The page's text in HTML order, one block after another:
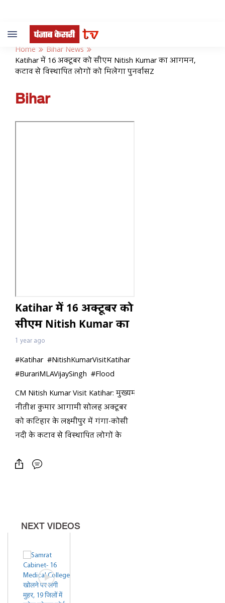
Toggle
navigation
Home
Bihar News
Katihar में 16 अक्टूबर को सीएम Nitish Kumar का आगमन,
कटाव से विस्थापित लोगों को मिलेगा पुनर्वासZ
Bihar
Katihar में 16 अक्टूबर को
सीएम Nitish Kumar का
आगमन, कटाव से
विस्थापित लोगों को
मिलेगा पुनर्वासZ
1 year ago
#Katihar #NitishKumarVisitKatihar
#BurariMLAVijaySingh #Flood
CM Nitish Kumar Visit Katihar: मुख्यमंत्री
नीतीश कुमार आगामी सोलह अक्टूबर
को कटिहार के लक्ष्मीपुर में गंगा-कोसी
नदी के कटाव से विस्थापित लोगों के
वहीं, सीएम नीतीश कुमार के आगमन
दृष्टिकोण से कार्यक्रम स्थल का जायजा
लिया और अधिकारियों को आवश्यक
दिशा-निर्देश दिए....
NEXT VIDEOS